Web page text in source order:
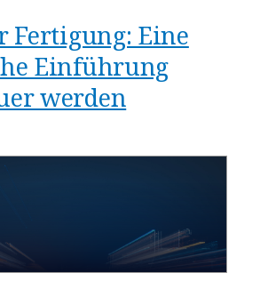
Fertigung: Eine
Einführung
werden​